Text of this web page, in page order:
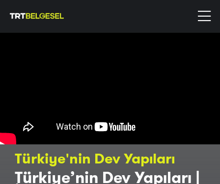
Türkiye'nin Dev Yapıları
Türkiye’nin Dev Yapıları |